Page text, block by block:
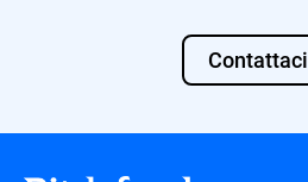
Contattaci